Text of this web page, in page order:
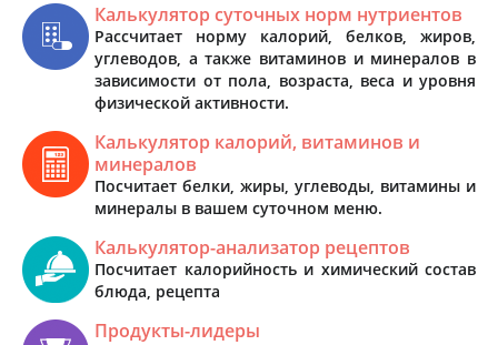
Калькулятор суточных норм нутриентов
Рассчитает норму калорий, белков, жиров,
углеводов, а также витаминов и минералов в
зависимости от пола, возраста, веса и уровня
физической активности.
Калькулятор калорий, витаминов и
минералов
Посчитает белки, жиры, углеводы, витамины и
минералы в вашем суточном меню.
Калькулятор-анализатор рецептов
Посчитает калорийность и химический состав
блюда, рецепта
Продукты-лидеры